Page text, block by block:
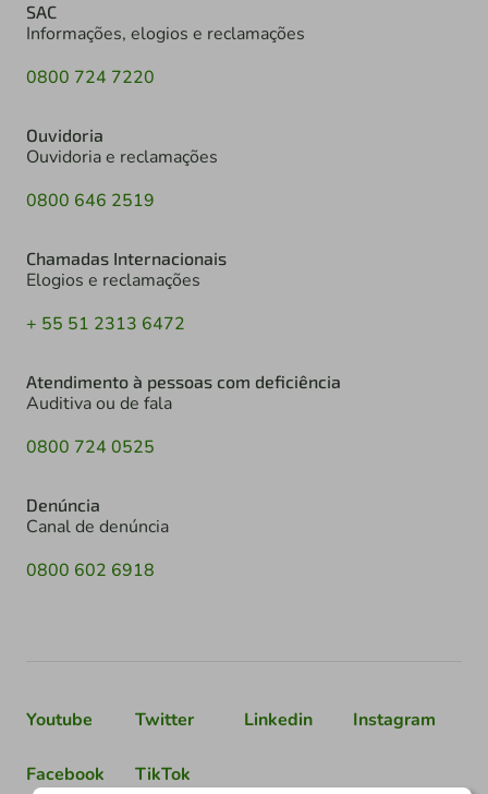
SAC
Informações, elogios e reclamações
0800 724 7220
Ouvidoria
Ouvidoria e reclamações
0800 646 2519
Chamadas Internacionais
Elogios e reclamações
+ 55 51 2313 6472
Atendimento à pessoas com deficiência
Auditiva ou de fala
0800 724 0525
Denúncia
Canal de denúncia
0800 602 6918
Youtube Twitter Linkedin Instagram
Facebook TikTok